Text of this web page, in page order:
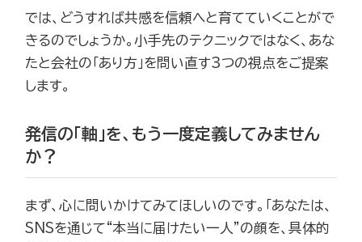
では、どうすれば共感を信頼へと育てていくことがで
きるのでしょうか。小手先のテクニックではなく、あな
たと会社の「あり方」を問い直す3つの視点をご提案
します。
発信の「軸」を、もう一度定義してみません
か？
まず、心に問いかけてみてほしいのです。「あなたは、
SNSを通じて“本当に届けたい一人”の顔を、具体的